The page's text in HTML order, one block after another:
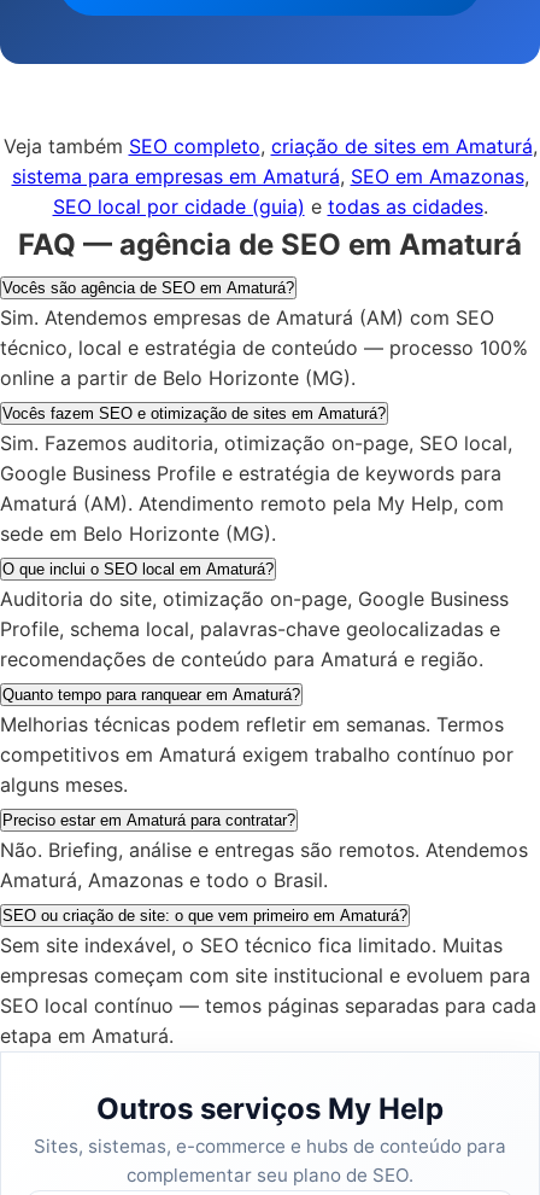
Veja também SEO completo, criação de sites em Amaturá,
sistema para empresas em Amaturá, SEO em Amazonas,
SEO local por cidade (guia) e todas as cidades.
FAQ — agência de SEO em Amaturá
Vocês são agência de SEO em Amaturá?
Sim. Atendemos empresas de Amaturá (AM) com SEO
técnico, local e estratégia de conteúdo — processo 100%
online a partir de Belo Horizonte (MG).
Vocês fazem SEO e otimização de sites em Amaturá?
Sim. Fazemos auditoria, otimização on-page, SEO local,
Google Business Profile e estratégia de keywords para
Amaturá (AM). Atendimento remoto pela My Help, com
sede em Belo Horizonte (MG).
O que inclui o SEO local em Amaturá?
Auditoria do site, otimização on-page, Google Business
Profile, schema local, palavras-chave geolocalizadas e
recomendações de conteúdo para Amaturá e região.
Quanto tempo para ranquear em Amaturá?
Melhorias técnicas podem refletir em semanas. Termos
competitivos em Amaturá exigem trabalho contínuo por
alguns meses.
Preciso estar em Amaturá para contratar?
Não. Briefing, análise e entregas são remotos. Atendemos
Amaturá, Amazonas e todo o Brasil.
SEO ou criação de site: o que vem primeiro em Amaturá?
Sem site indexável, o SEO técnico fica limitado. Muitas
empresas começam com site institucional e evoluem para
SEO local contínuo — temos páginas separadas para cada
etapa em Amaturá.
Outros serviços My Help
Sites, sistemas, e-commerce e hubs de conteúdo para
complementar seu plano de SEO.